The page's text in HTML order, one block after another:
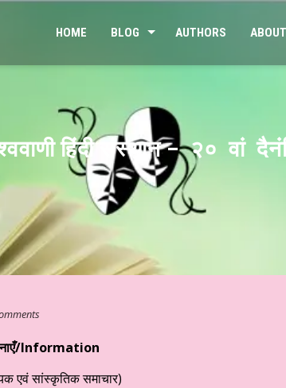
HOME BLOG AUTHORS
हिंदी संस्थान – २० वां
Information
एवं सांस्कृतिक समाचार)
साहित्य #३३३ ☆ अहं या वहम… ☆ डॉ. मुक्ता ☆